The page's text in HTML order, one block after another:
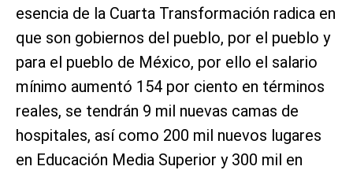
esencia de la Cuarta Transformación radica en
que son gobiernos del pueblo, por el pueblo y
para el pueblo de México, por ello el salario
mínimo aumentó 154 por ciento en términos
reales, se tendrán 9 mil nuevas camas de
hospitales, así como 200 mil nuevos lugares
en Educación Media Superior y 300 mil en